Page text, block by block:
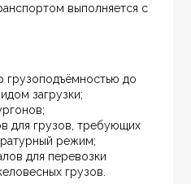
выполняется с
грузоподъёмностью до
загрузки;
для грузов, требующих
режим;
для перевозки
грузов.